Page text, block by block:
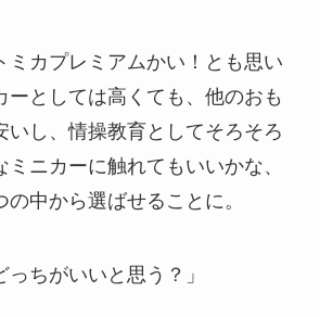
カプレミアムかい！とも思い
ーとしては高くても、他のおも
いし、情操教育としてそろそろ
ニカーに触れてもいいかな、
の中から選ばせることに。
ちがいいと思う？」